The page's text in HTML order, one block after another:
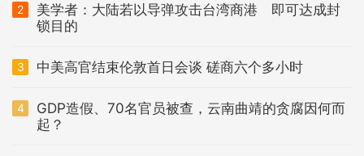
2
美学者：大陆若以导弹攻击台湾商港 即可达成封
锁目的
3 中美高官结束伦敦首日会谈 磋商六个多小时
4
GDP造假、70名官员被查，云南曲靖的贪腐因何而
起？